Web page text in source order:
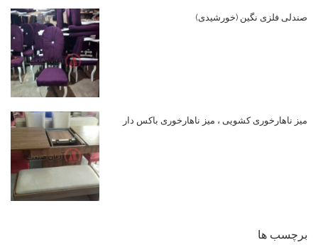
صندلی فلزی نگین (خورشیدی)
میز ناهارخوری کشویی ، میز ناهارخوری باکس دار
برچسب ها